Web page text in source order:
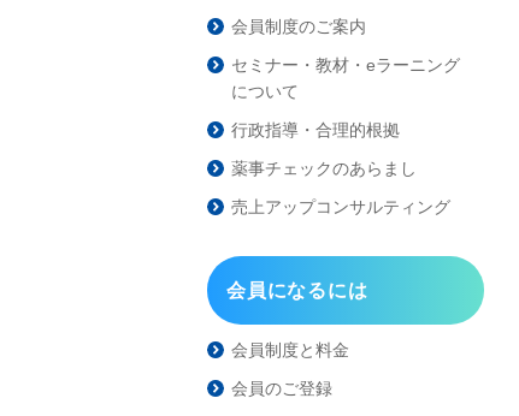
会員制度のご案内
セミナー・教材・eラーニング
について
行政指導・合理的根拠
薬事チェックのあらまし
売上アップコンサルティング
会員になるには
会員制度と料金
会員のご登録